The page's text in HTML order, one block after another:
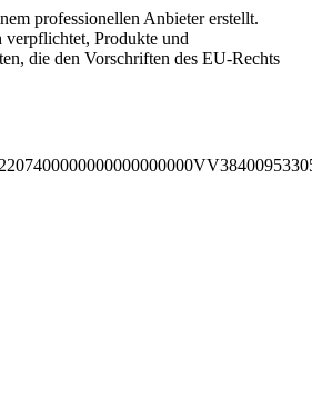
professionellen Anbieter erstellt.
verpflichtet, Produkte und
die den Vorschriften des EU-Rechts